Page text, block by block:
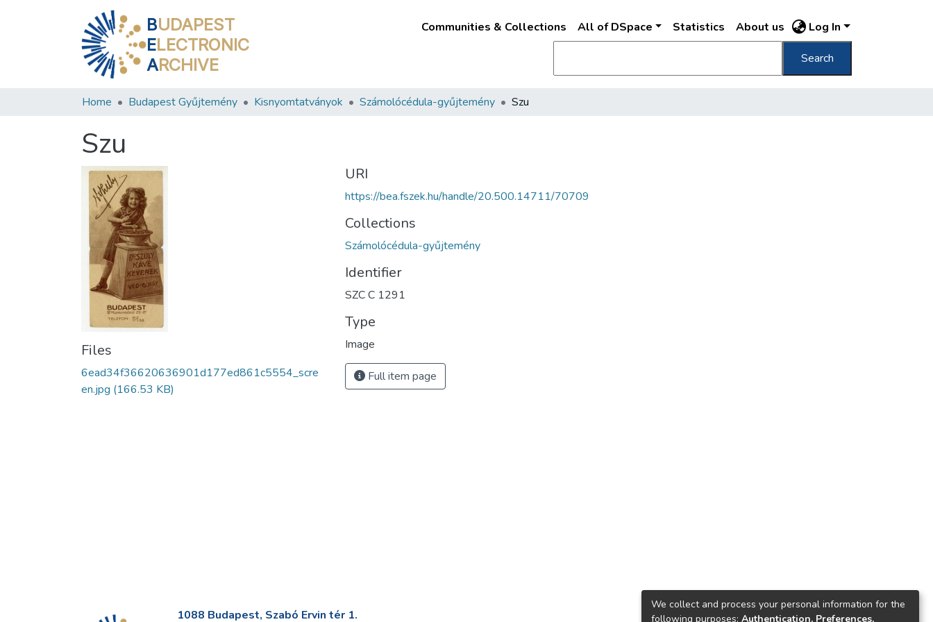
BUDAPEST
ELECTRONIC
ARCHIVE
Communities & Collections All of DSpace Statistics About us Log In
Search
Home Budapest Gyűjtemény Kisnyomtatványok Számolócédula-gyűjtemény Szu
Szu
Files
6ead34f36620636901d177ed861c5554_scre
en.jpg (166.53 KB)
URI
https://bea.fszek.hu/handle/20.500.14711/70709
Collections
Számolócédula-gyűjtemény
Identifier
SZC C 1291
Type
Image
Full item page
1088 Budapest, Szabó Ervin tér 1.
We collect and process your personal information for the
following purposes: Authentication, Preferences,